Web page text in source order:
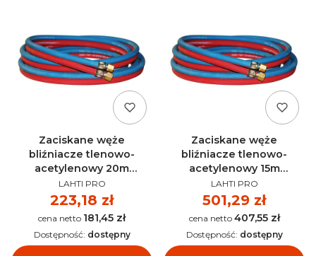
Zaciskane węże
bliźniacze tlenowo-
acetylenowy 20m
Schweisskraft - 1701220
PRODUCENT
LAHTI PRO
Cena
223,18 zł
Cena 181,45 zł
Dostępność: dostępny
Zaciskane węże
bliźniacze tlenowo-
acetylenowy 15m
Schweisskraft - 1701215
PRODUCENT
LAHTI PRO
Cena
501,29 zł
Cena 407,55 zł
Dostępność: dostępny